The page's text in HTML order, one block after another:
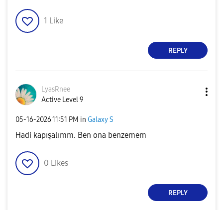
1 Like
REPLY
LyasRnee
Active Level 9
‎05-16-202611:51 PM in Galaxy S
Hadi kapışalımm. Ben ona benzemem
0 Likes
REPLY